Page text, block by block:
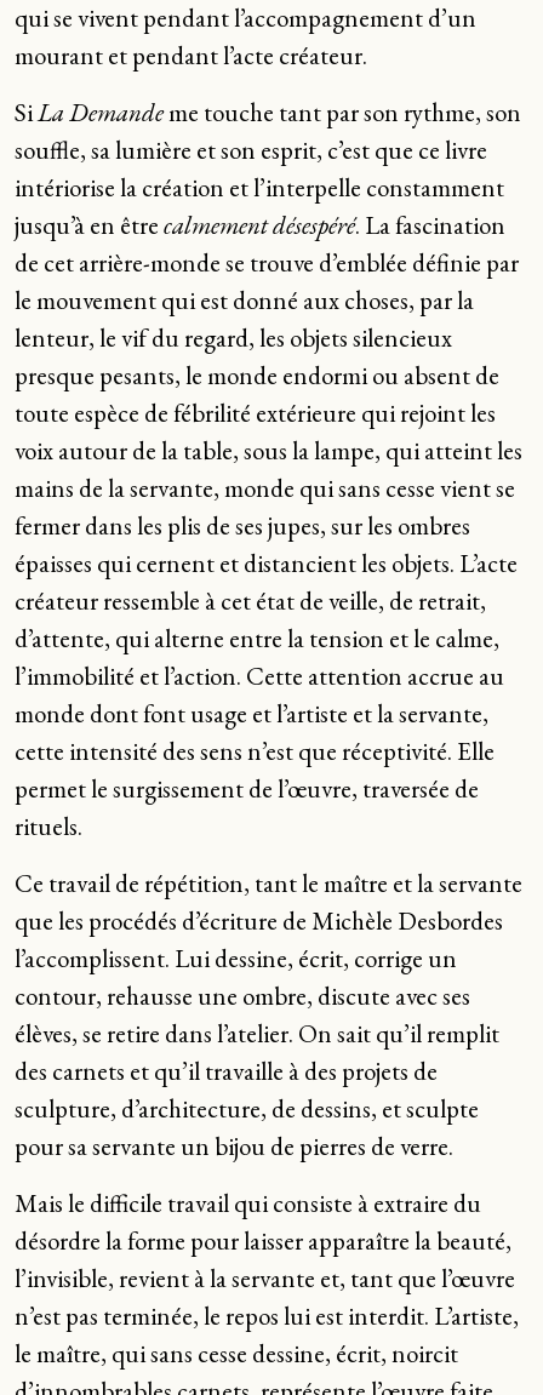
qui se vivent pendant l’accompagnement d’un
mourant et pendant l’acte créateur.
SiLa Demandeme touche tant par son rythme, son
souffle, sa lumière et son esprit, c’est que ce livre
intériorise la création et l’interpelle constamment
jusqu’à en êtrecalmement désespéré. La fascination
de cet arrière-monde se trouve d’emblée définie par
le mouvement qui est donné aux choses, par la
lenteur, le vif du regard, les objets silencieux
presque pesants, le monde endormi ou absent de
toute espèce de fébrilité extérieure qui rejoint les
voix autour de la table, sous la lampe, qui atteint les
mains de la servante, monde qui sans cesse vient se
fermer dans les plis de ses jupes, sur les ombres
épaisses qui cernent et distancient les objets. L’acte
créateur ressemble à cet état de veille, de retrait,
d’attente, qui alterne entre la tension et le calme,
l’immobilité et l’action. Cette attention accrue au
monde dont font usage et l’artiste et la servante,
cette intensité des sens n’est que réceptivité. Elle
permet le surgissement de l’œuvre, traversée de
rituels.
Ce travail de répétition, tant le maître et la servante
que les procédés d’écriture de Michèle Desbordes
l’accomplissent. Lui dessine, écrit, corrige un
contour, rehausse une ombre, discute avec ses
élèves, se retire dans l’atelier. On sait qu’il remplit
des carnets et qu’il travaille à des projets de
sculpture, d’architecture, de dessins, et sculpte
pour sa servante un bijou de pierres de verre.
Mais le difficile travail qui consiste à extraire du
désordre la forme pour laisser apparaître la beauté,
l’invisible, revient à la servante et, tant que l’œuvre
n’est pas terminée, le repos lui est interdit. L’artiste,
le maître, qui sans cesse dessine, écrit, noircit